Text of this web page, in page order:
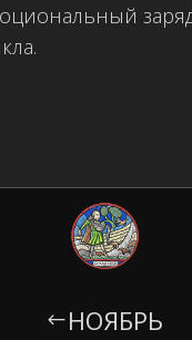
# НОЯБРЬ